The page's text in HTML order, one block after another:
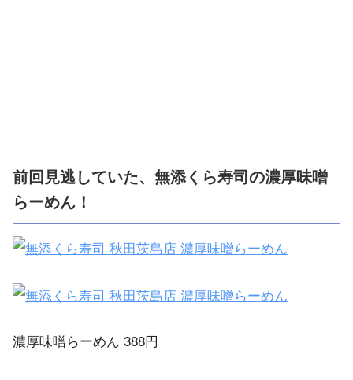
前回見逃していた、無添くら寿司の濃厚味噌
らーめん！
濃厚味噌らーめん 388円